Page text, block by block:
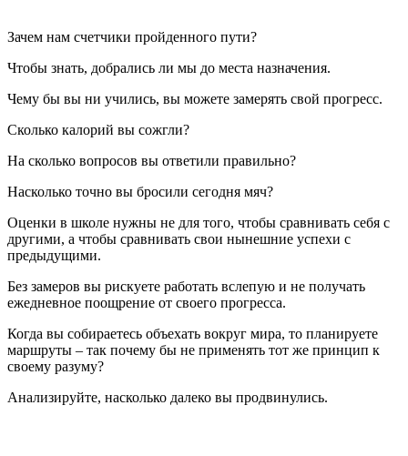
Зачем нам счетчики пройденного пути?
Чтобы знать, добрались ли мы до места назначения.
Чему бы вы ни учились, вы можете замерять свой прогресс.
Сколько калорий вы сожгли?
На сколько вопросов вы ответили правильно?
Насколько точно вы бросили сегодня мяч?
Оценки в школе нужны не для того, чтобы сравнивать себя с
другими, а чтобы сравнивать свои нынешние успехи с
предыдущими.
Без замеров вы рискуете работать вслепую и не получать
ежедневное поощрение от своего прогресса.
Когда вы собираетесь объехать вокруг мира, то планируете
маршруты – так почему бы не применять тот же принцип к
своему разуму?
Анализируйте, насколько далеко вы продвинулись.